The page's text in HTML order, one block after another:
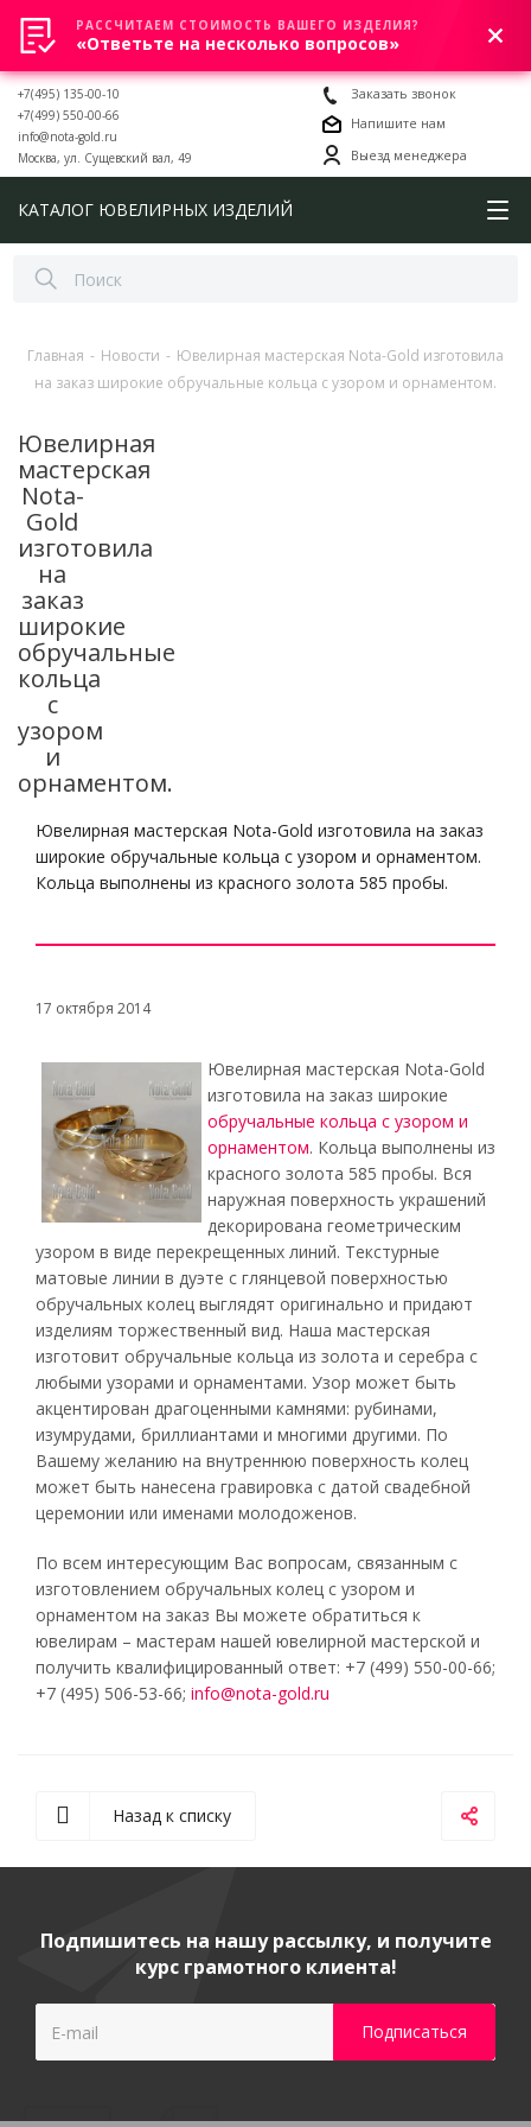
0
+7(495) 135-00-10
+7(499) 550-00-66
info@nota-gold.ru
Москва, ул. Сущевский вал, 49
Заказать звонок
Напишите нам
Выезд менеджера
КАТАЛОГ ЮВЕЛИРНЫХ ИЗДЕЛИЙ
Главная - Новости - Ювелирная мастерская Nota-Gold изготовила
на заказ широкие обручальные кольца с узором и орнаментом.
Ювелирная
мастерская
Nota-
Gold
изготовила
на
заказ
широкие
обручальные
кольца
с
узором
и
орнаментом.
Ювелирная мастерская Nota-Gold изготовила на заказ
широкие обручальные кольца с узором и орнаментом.
Кольца выполнены из красного золота 585 пробы.
17 октября 2014
Ювелирная мастерская Nota-Gold
изготовила на заказ широкие
обручальные кольца с узором и
орнаментом. Кольца выполнены из
красного золота 585 пробы. Вся
наружная поверхность украшений
декорирована геометрическим
узором в виде перекрещенных линий. Текстурные
матовые линии в дуэте с глянцевой поверхностью
обручальных колец выглядят оригинально и придают
изделиям торжественный вид. Наша мастерская
изготовит обручальные кольца из золота и серебра с
любыми узорами и орнаментами. Узор может быть
акцентирован драгоценными камнями: рубинами,
изумрудами, бриллиантами и многими другими. По
Вашему желанию на внутреннюю поверхность колец
может быть нанесена гравировка с датой свадебной
церемонии или именами молодоженов.
По всем интересующим Вас вопросам, связанным с
изготовлением обручальных колец с узором и
орнаментом на заказ Вы можете обратиться к
ювелирам – мастерам нашей ювелирной мастерской и
получить квалифицированный ответ: +7 (499) 550-00-66;
+7 (495) 506-53-66; info@nota-gold.ru
Назад к списку
Подпишитесь на нашу рассылку, и получите
курс грамотного клиента!
РАССЧИТАЕМ СТОИМОСТЬ ВАШЕГО ИЗДЕЛИЯ?
«Ответьте на несколько вопросов»